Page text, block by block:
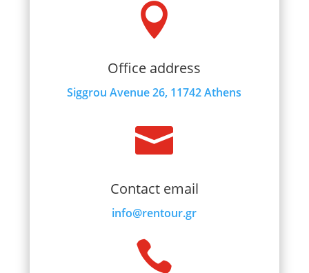

Office address
Siggrou Avenue 26, 11742 Athens

Contact email
info@rentour.gr
